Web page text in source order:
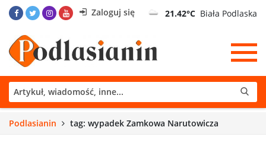
Zaloguj się 21.42°C Biała Podlaska
Podlasianin tag: wypadek Zamkowa Narutowicza